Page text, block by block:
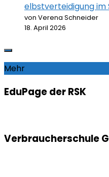
elbstverteidigung
von Verena Schneider
18. April 2026
Mehr
EduPage der RSK
Verbraucherschule